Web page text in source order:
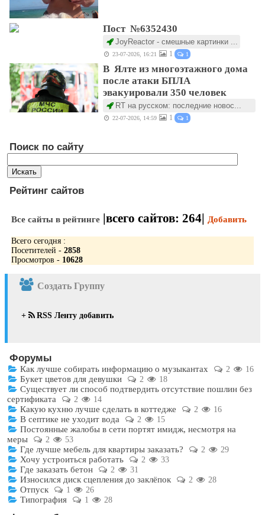
Пост №6352430
JoyReactor - смешные картинки ...
23-07-2026, 16:21 1 1
В Ялте из многоэтажного дома
после атаки БПЛА
эвакуировали 350 человек
RT на русском: последние новос...
22-07-2026, 14:59 1 1
Поиск по сайту
Рейтинг сайтов
Все сайты в рейтинге |всего сайтов: 264| Добавить
Всего сегодня :
Посетителей - 2858
Просмотров - 10628
Создать Группу
+ RSS Ленту добавить
Форумы
Как лучше собирать информацию о музыкантах 2 16
Букет цветов для девушки 2 18
Существует ли способ подтвердить отсутствие пошлин без
сертификата
2 14
Какую кухню лучше сделать в коттедже 2 16
В септике не уходит вода 2 15
Постоянные жалобы в сети портят имидж, несмотря на
меры
2 53
Где лучше мебель для квартиры заказать? 2 29
Хочу устроиться работать 2 33
Где заказать бетон 2 31
Износился диск сцепления до заклёпок 2 28
Отпуск 1 26
Типография 1 28